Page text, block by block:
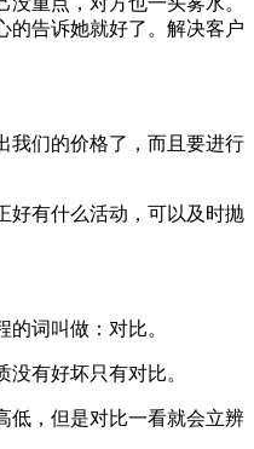
的告诉她就好了。解决客户
我们的价格了，而且要进行
好有什么活动，可以及时抛
词叫做：对比。
有好坏只有对比。
低，但是对比一看就会立辨